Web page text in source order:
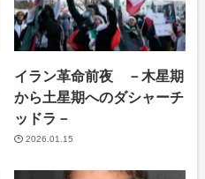
イラン革命前夜 －木星期
から土星期へのダシャーチ
ッドラ－
2026.01.15